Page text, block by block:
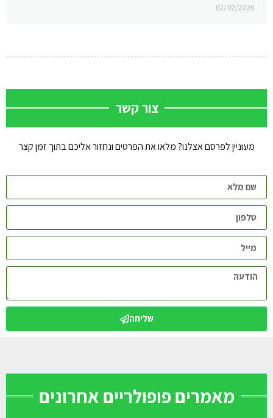
02/02/2026
צור קשר
מעוניין לפרסם אצלנו? מלאו את הפרטים ונחזור אליכם בתוך זמן קצר
שליחה
מאמרים פופולריים אחרונים